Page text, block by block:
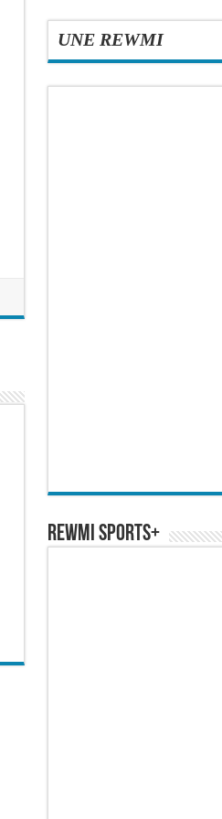
UNE REWMI
REWMI SPORTS+